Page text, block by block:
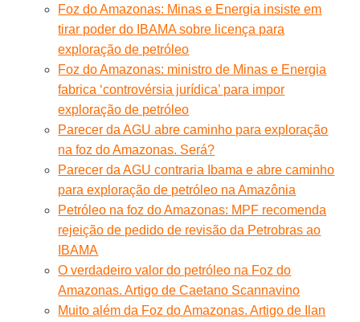
Foz do Amazonas: Minas e Energia insiste em
tirar poder do IBAMA sobre licença para
exploração de petróleo
Foz do Amazonas: ministro de Minas e Energia
fabrica ‘controvérsia jurídica’ para impor
exploração de petróleo
Parecer da AGU abre caminho para exploração
na foz do Amazonas. Será?
Parecer da AGU contraria Ibama e abre caminho
para exploração de petróleo na Amazônia
Petróleo na foz do Amazonas: MPF recomenda
rejeição de pedido de revisão da Petrobras ao
IBAMA
O verdadeiro valor do petróleo na Foz do
Amazonas. Artigo de Caetano Scannavino
Muito além da Foz do Amazonas. Artigo de Ilan